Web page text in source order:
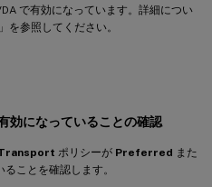
で有効になっています。詳細につい
」を参照してください。
効になっていることの確認
ポリシーが Preferred また
ことを確認します。